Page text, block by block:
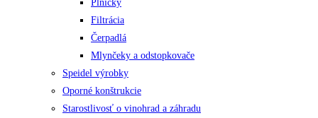
Plničky
Filtrácia
Čerpadlá
Mlynčeky a odstopkovače
Speidel výrobky
Oporné konštrukcie
Starostlivosť o vinohrad a záhradu